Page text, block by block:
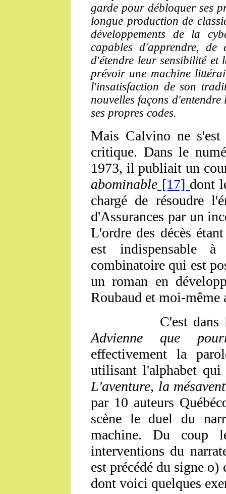
garde pour débloquer ses
longue production de
développements de la
capables d'apprendre, de
d'étendre leur sensibilité et
prévoir une machine
l'insatisfaction de son
nouvelles façons
ses propres codes.
Mais Calvino ne s'est
critique. Dans le
1973, il publiait un
abominable [17] dont
chargé de résoudre
d'Assurances par un
L'ordre des décès
est indispensable
combinatoire qui est
un roman en
Roubaud et moi-même
C'est
Advienne que
effectivement la
utilisant l'alphabet
L'aventure, la
par 10 auteurs
scène le duel du
machine. Du coup
interventions du
est précédé du signe o)
dont voici quelques